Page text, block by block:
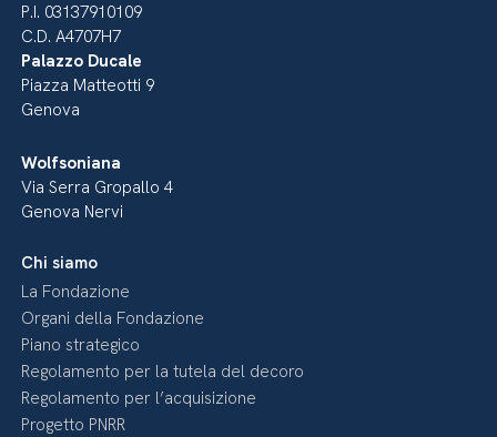
P.I. 03137910109
C.D. A4707H7
Palazzo Ducale
Piazza Matteotti 9
Genova
Wolfsoniana
Via Serra Gropallo 4
Genova Nervi
Chi siamo
La Fondazione
Organi della Fondazione
Piano strategico
Regolamento per la tutela del decoro
Regolamento per l’acquisizione
Progetto PNRR